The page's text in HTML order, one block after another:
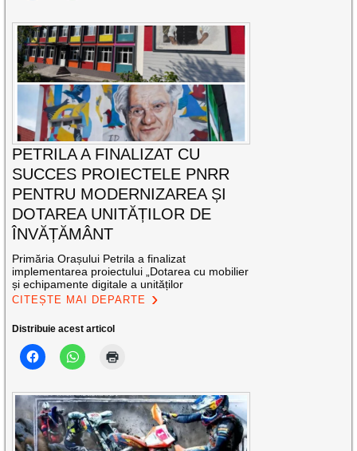
PETRILA A FINALIZAT CU
SUCCES PROIECTELE PNRR
PENTRU MODERNIZAREA ȘI
DOTAREA UNITĂȚILOR DE
ÎNVĂȚĂMÂNT
Primăria Orașului Petrila a finalizat
implementarea proiectului „Dotarea cu mobilier
și echipamente digitale a unităților
CITEȘTE MAI DEPARTE
Distribuie acest articol